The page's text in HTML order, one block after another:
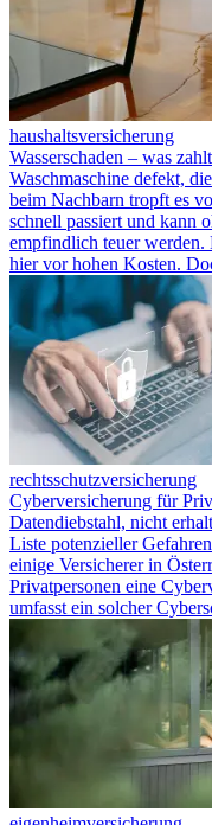
haushaltsversicherung
Wasserschaden – was
Waschmaschine defekt,
beim Nachbarn tropft es
schnell passiert und kann
empfindlich teuer werden.
hier vor hohen Kosten.
rechtsschutzversicherung
Cyberversicherung für
Datendiebstahl, nicht
Liste potenzieller
einige Versicherer in
Privatpersonen eine
umfasst ein solcher